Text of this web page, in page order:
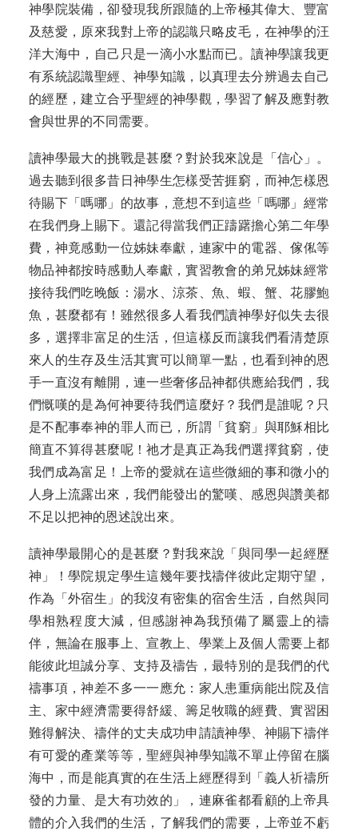
神學院裝備，卻發現我所跟隨的上帝極其偉大、豐富
及慈愛，原來我對上帝的認識只略皮毛，在神學的汪
洋大海中，自己只是一滴小水點而已。讀神學讓我更
有系統認識聖經、神學知識，以真理去分辨過去自己
的經歷，建立合乎聖經的神學觀，學習了解及應對教
會與世界的不同需要。
讀神學最大的挑戰是甚麼？對於我來說是「信心」。
過去聽到很多昔日神學生怎樣受苦捱窮，而神怎樣恩
待賜下「嗎哪」的故事，意想不到這些「嗎哪」經常
在我們身上賜下。還記得當我們正躊躇擔心第二年學
費，神竟感動一位姊妹奉獻，連家中的電器、傢俬等
物品神都按時感動人奉獻，實習教會的弟兄姊妹經常
接待我們吃晚飯：湯水、涼茶、魚、蝦、蟹、花膠鮑
魚，甚麼都有！雖然很多人看我們讀神學好似失去很
多，選擇非富足的生活，但這樣反而讓我們看清楚原
來人的生存及生活其實可以簡單一點，也看到神的恩
手一直沒有離開，連一些奢侈品神都供應給我們，我
們慨嘆的是為何神要待我們這麼好？我們是誰呢？只
是不配事奉神的罪人而已，所謂「貧窮」與耶穌相比
簡直不算得甚麼呢！祂才是真正為我們選擇貧窮，使
我們成為富足！上帝的愛就在這些微細的事和微小的
人身上流露出來，我們能發出的驚嘆、感恩與讚美都
不足以把神的恩述說出來。
讀神學最開心的是甚麼？對我來說「與同學一起經歷
神」！學院規定學生這幾年要找禱伴彼此定期守望，
作為「外宿生」的我沒有密集的宿舍生活，自然與同
學相熟程度大減，但感謝神為我預備了屬靈上的禱
伴，無論在服事上、宣教上、學業上及個人需要上都
能彼此坦誠分享、支持及禱告，最特別的是我們的代
禱事項，神差不多一一應允：家人患重病能出院及信
主、家中經濟需要得舒緩、籌足牧職的經費、實習困
難得解決、禱伴的丈夫成功申請讀神學、神賜下禱伴
有可愛的產業等等，聖經與神學知識不單止停留在腦
海中，而是能真實的在生活上經歷得到「義人祈禱所
發的力量、是大有功效的」，連麻雀都看顧的上帝具
體的介入我們的生活，了解我們的需要，上帝並不虧